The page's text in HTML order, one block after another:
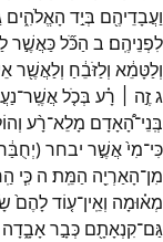
וַעֲבָדֵיהֶ֖ם בְּיַ֣ד הָאֱלֹהִ֑ים
לִפְנֵיהֶֽם׃ ב הַכֹּ֞לכַּאֲשֶׁ֣ר
וְלַטָּמֵ֔א וְלַזֹּבֵ֔חַ וְלַאֲשֶׁ֖ר
גזֶ֣ה ׀ רָ֗ע בְּכֹ֤לאֲשֶֽׁר־
בְּֽנֵי־הָ֠אָדָם מָלֵא־רָ֨ע
כִּי־מִי֙אֲשֶׁ֣ר יבחר(
מִן־הָאַרְיֵ֖ה הַמֵּֽת׃ ה כִּ֧י
מְא֗וּמָה וְאֵֽין־ע֤וֹדלָהֶם֙
גַּם־קִנְאָתָ֖ם כְּבָ֣ראָבָ֑דָה